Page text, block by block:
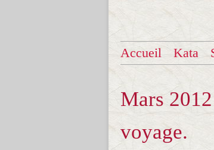
Accueil Kata
Mars
voyage.